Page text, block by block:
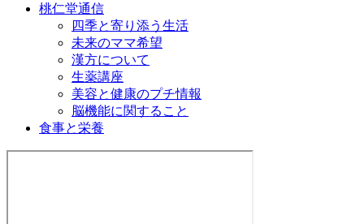
桃仁堂通信
四季と寄り添う生活
未来のママ希望
漢方について
生薬講座
美容と健康のプチ情報
脳機能に関すること
食事と栄養